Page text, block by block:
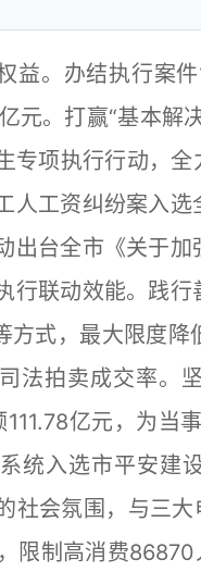
益。办结执行案
元。打赢“基本解
专项执行行动，
人工资纠纷案入
出台全市《关于
行联动效能。践行
方式，最大限度
法拍卖成交率。
亿元，为当
统入选市平安建
社会氛围，与三
限制高消费